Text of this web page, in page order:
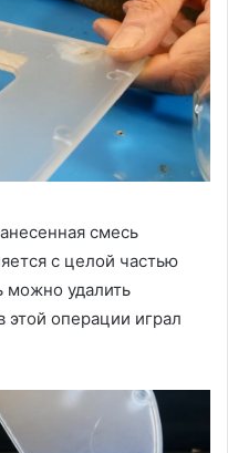
смесь
с целой частью
можно удалить
операции играл